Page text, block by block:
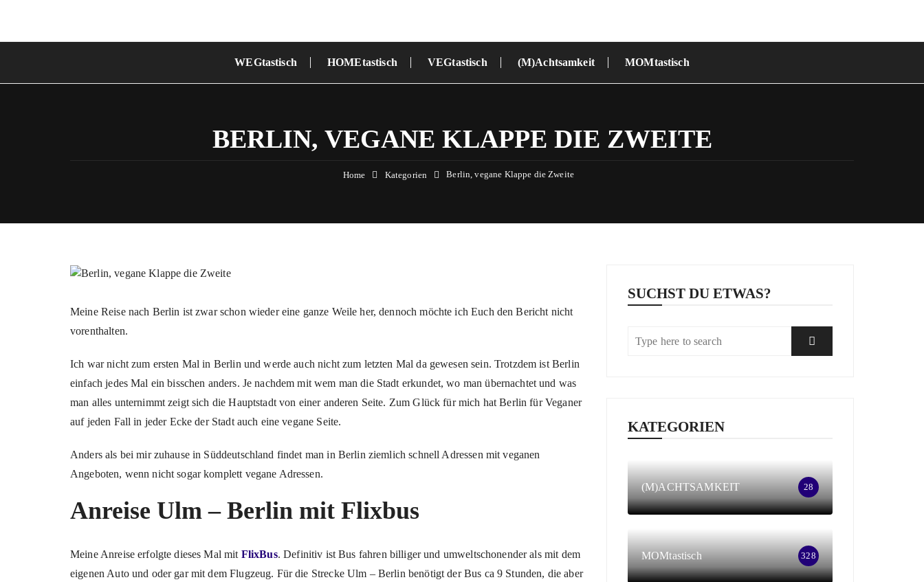
content
WEGtastisch
HOMEtastisch VEGtastisch (M)Achtsamkeit MOMtastisch
BERLIN, VEGANE KLAPPE DIE ZWEITE
Home Kategorien Berlin, vegane Klappe die Zweite
Meine Reise nach Berlin ist zwar schon wieder eine ganze Weile her, dennoch möchte ich Euch den Bericht nicht
vorenthalten.
Ich war nicht zum ersten Mal in Berlin und werde auch nicht zum letzten Mal da gewesen sein. Trotzdem ist Berlin
einfach jedes Mal ein bisschen anders. Je nachdem mit wem man die Stadt erkundet, wo man übernachtet und was
man alles unternimmt zeigt sich die Hauptstadt von einer anderen Seite. Zum Glück für mich hat Berlin für Veganer
auf jeden Fall in jeder Ecke der Stadt auch eine vegane Seite.
Anders als bei mir zuhause in Süddeutschland findet man in Berlin ziemlich schnell Adressen mit veganen
Angeboten, wenn nicht sogar komplett vegane Adressen.
Anreise Ulm – Berlin mit Flixbus
Meine Anreise erfolgte dieses Mal mit FlixBus. Definitiv ist Bus fahren billiger und umweltschonender als mit dem
eigenen Auto und oder gar mit dem Flugzeug. Für die Strecke Ulm – Berlin benötigt der Bus ca 9 Stunden, die aber
SUCHST DU ETWAS?
KATEGORIEN
(M)ACHTSAMKEIT 28
MOMtastisch 328